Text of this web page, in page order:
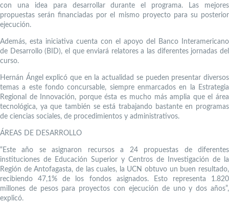
con una idea para desarrollar durante el programa. Las mejores
propuestas serán financiadas por el mismo proyecto para su posterior
ejecución.
Además, esta iniciativa cuenta con el apoyo del Banco Interamericano
de Desarrollo (BID), el que enviará relatores a las diferentes jornadas del
curso.
Hernán Ángel explicó que en la actualidad se pueden presentar diversos
temas a este fondo concursable, siempre enmarcados en la Estrategia
Regional de Innovación, porque ésta es mucho más amplia que el área
tecnológica, ya que también se está trabajando bastante en programas
de ciencias sociales, de procedimientos y administrativos.
ÁREAS DE DESARROLLO
“Este año se asignaron recursos a 24 propuestas de diferentes
instituciones de Educación Superior y Centros de Investigación de la
Región de Antofagasta, de las cuales, la UCN obtuvo un buen resultado,
recibiendo 47,1% de los fondos asignados. Esto representa 1.820
millones de pesos para proyectos con ejecución de uno y dos años”,
explicó.